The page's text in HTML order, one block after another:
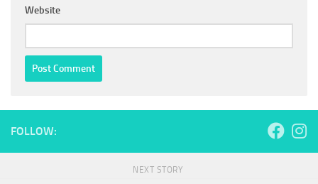
Website
FOLLOW:
NEXT STORY